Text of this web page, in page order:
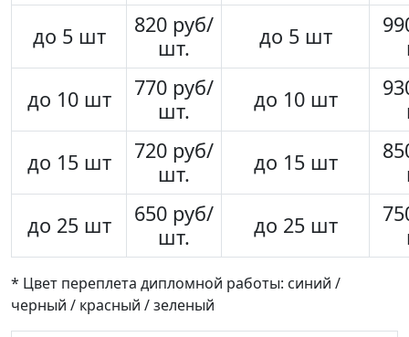
до 5 шт
820 руб/
шт.
до 5 шт
до 10 шт
770 руб/
шт.
до 10 шт
до 15 шт
720 руб/
шт.
до 15 шт
до 25 шт
650 руб/
шт.
до 25 шт
* Цвет переплета дипломной работы: синий /
черный / красный / зеленый